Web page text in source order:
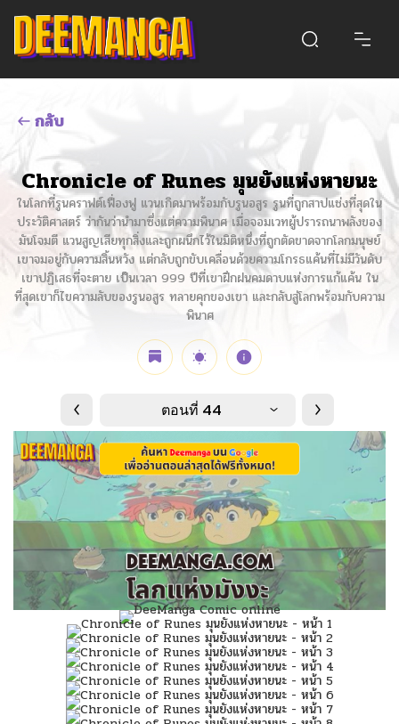
กลับ
Chronicle of Runes มุนยังแห่งหายนะ
ในโลกที่รูนคราฟต์เฟื่องฟู แวนเกิดมาพร้อมกับรูนอสูร รูนที่ถูกสาปแช่งที่สุดใน
ประวัติศาสตร์ ว่ากันว่านำมาซึ่งแต่ความพินาศ เมื่อจอมเวทผู้ปรารถนาพลังของ
มันโจมตี แวนสูญเสียทุกสิ่งและถูกผนึกไว้ในมิติหนึ่งที่ถูกตัดขาดจากโลกมนุษย์
เขาจมอยู่กับความสิ้นหวัง แต่กลับถูกขับเคลื่อนด้วยความโกรธแค้นที่ไม่มีวันดับ
เขาปฏิเสธที่จะตาย เป็นเวลา 999 ปีที่เขาฝึกฝนคมดาบแห่งการแก้แค้น ใน
ที่สุดเขาก็ไขความลับของรูนอสูร ทลายคุกของเขา และกลับสู่โลกพร้อมกับความ
พินาศ
ตอนที่ 44